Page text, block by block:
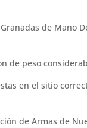
de Mano
de peso
en el sitio
de Armas de